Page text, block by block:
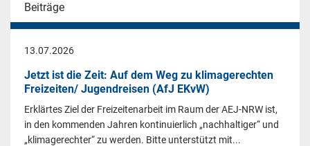
Beiträge
13.07.2026
Jetzt ist die Zeit: Auf dem Weg zu klimagerechten
Freizeiten/ Jugendreisen (AfJ EKvW)
Erklärtes Ziel der Freizeitenarbeit im Raum der AEJ-NRW ist,
in den kommenden Jahren kontinuierlich „nachhaltiger“ und
„klimagerechter“ zu werden. Bitte unterstützt mit...